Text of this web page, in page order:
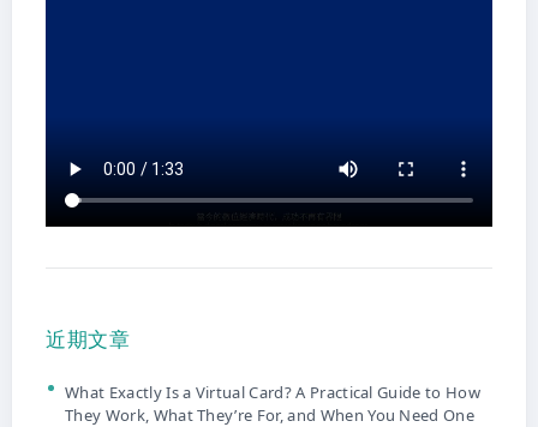
近期文章
What Exactly Is a Virtual Card? A Practical Guide to How
They Work, What They’re For, and When You Need One